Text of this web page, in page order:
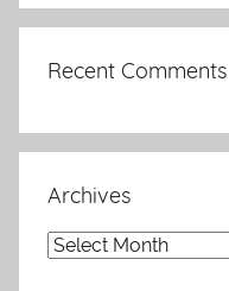
Recent Comments
Archives
Archives